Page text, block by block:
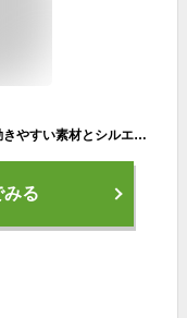
[カンサイペイントブラーノ] 【保育士監修×動きやすい素材とシルエット】ストレッチ キッズ パンツ 90cm 長ズボン ベビー服 綿100% 日本製 男の子 女の子 幼稚園 保育園 無地 子供服 ゆったり
みる